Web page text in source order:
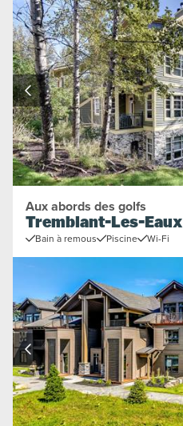
Aux abords des golfs
Tremblant-Les-Eaux
Bain à remous Piscine Wi-Fi